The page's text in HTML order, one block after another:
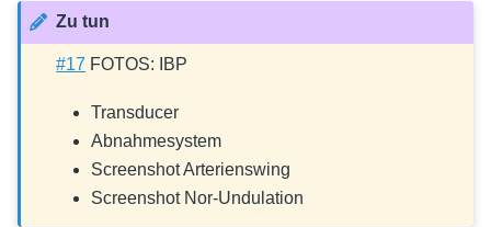
Zu tun
#17 FOTOS: IBP
Transducer
Abnahmesystem
Screenshot Arterienswing
Screenshot Nor-Undulation